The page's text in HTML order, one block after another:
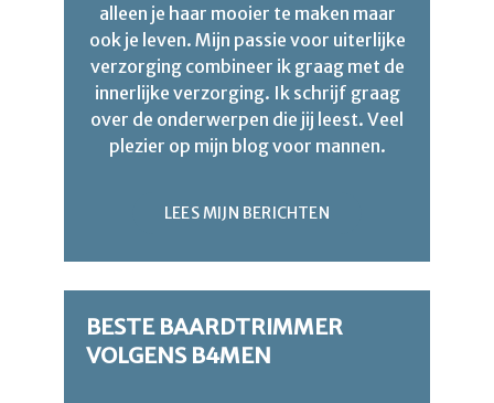
alleen je haar mooier te maken maar
ook je leven. Mijn passie voor uiterlijke
verzorging combineer ik graag met de
innerlijke verzorging. Ik schrijf graag
over de onderwerpen die jij leest. Veel
plezier op mijn blog voor mannen.
LEES MIJN BERICHTEN
BESTE BAARDTRIMMER
VOLGENS B4MEN